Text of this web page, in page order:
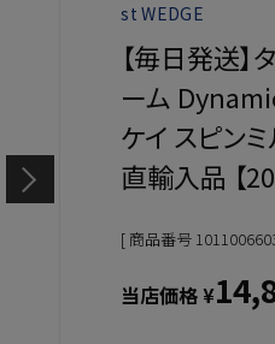
st WEDGE
【毎日発送】
ーム
ケイ スピン
直輸入品 【
商品番号
当店価格¥